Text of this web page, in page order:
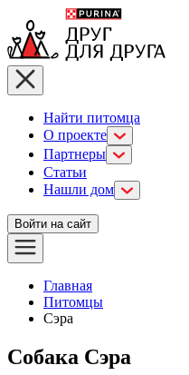
Найти питомца
О проекте
Партнеры
Статьи
Нашли дом
Войти на сайт
Главная
Питомцы
Сэра
Собака Сэра